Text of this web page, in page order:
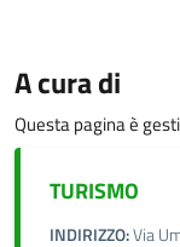
A cura di
Questa pagina è
TURISMO
INDIRIZZO:Via